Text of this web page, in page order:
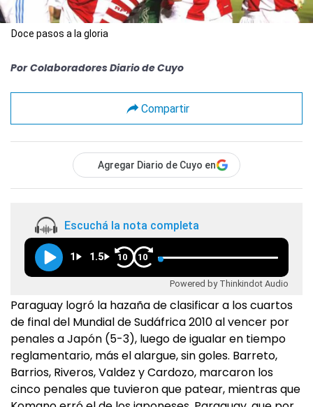
Doce pasos a la gloria
Por Colaboradores Diario de Cuyo
Compartir
Agregar Diario de Cuyo en
Escuchá la nota completa
1 1.5 10 10
Powered by Thinkindot Audio
Paraguay logró la hazaña de clasificar a los cuartos
de final del Mundial de Sudáfrica 2010 al vencer por
penales a Japón (5-3), luego de igualar en tiempo
reglamentario, más el alargue, sin goles. Barreto,
Barrios, Riveros, Valdez y Cardozo, marcaron los
cinco penales que tuvieron que patear, mientras que